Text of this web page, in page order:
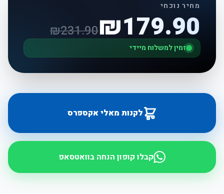
מחיר נוכחי
₪179.90
₪231.90
זמין למשלוח מיידי
לקנות מאלי אקספרס
קבלו קופון הנחה בוואטסאפ